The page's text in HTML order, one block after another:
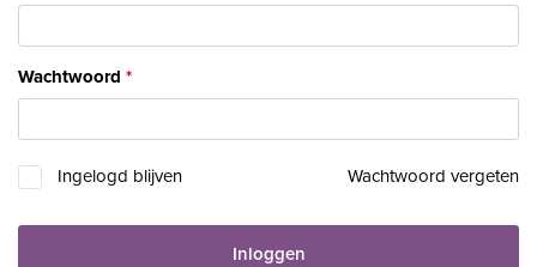
Wachtwoord
Ingelogd blijven Wachtwoord vergeten
Inloggen